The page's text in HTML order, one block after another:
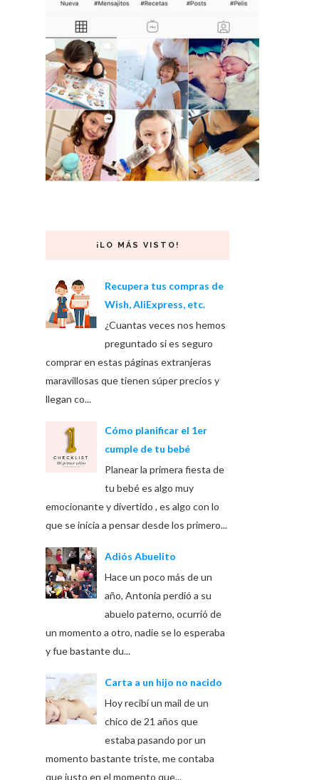
¡LO MÁS VISTO!
Recupera tus compras de
Wish, AliExpress, etc.
¿Cuantas veces nos hemos
preguntado si es seguro
comprar en estas páginas extranjeras
maravillosas que tienen súper precios y
llegan co...
Cómo planificar el 1er
cumple de tu bebé
Planear la primera fiesta de
tu bebé es algo muy
emocionante y divertido , es algo con lo
que se inicia a pensar desde los primero...
Adiós Abuelito
Hace un poco más de un
año, Antonia perdió a su
abuelo paterno, ocurrió de
un momento a otro, nadie se lo esperaba
y fue bastante du...
Carta a un hijo no nacido
Hoy recibí un mail de un
chico de 21 años que
estaba pasando por un
momento bastante triste, me contaba
que justo en el momento que...